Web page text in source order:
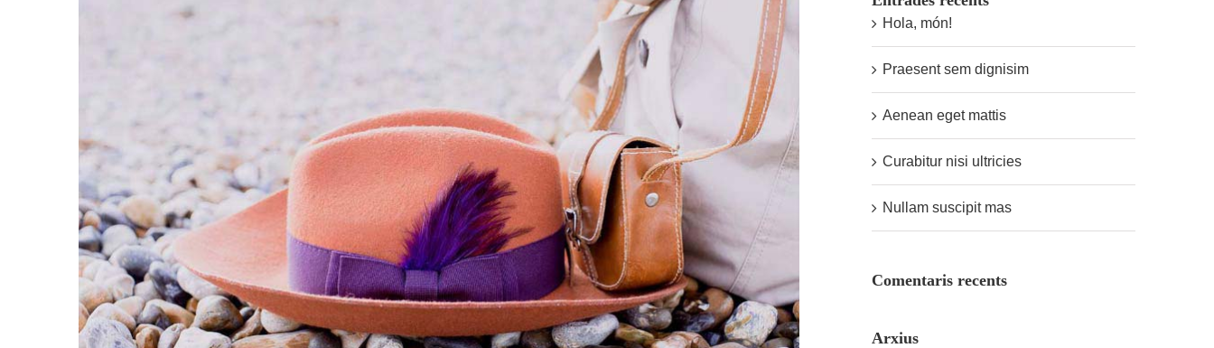
Hola, món!
Praesent sem dignisim
Aenean eget mattis
Curabitur nisi ultricies
Nullam suscipit mas
Comentaris recents
Arxius